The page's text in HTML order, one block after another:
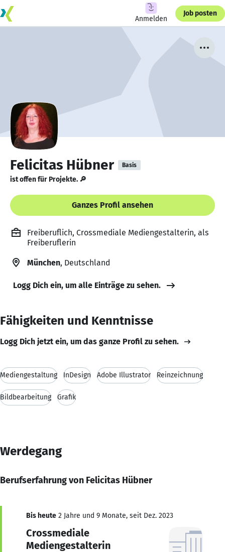
Anmelden
Job posten
Felicitas Hübner Basis
ist offen für Projekte. 🔎
Ganzes Profil ansehen
Freiberuflich, Crossmediale Mediengestalterin, als
Freiberuflerin
München, Deutschland
Logg Dich ein, um alle Einträge zu sehen.
Fähigkeiten und Kenntnisse
Logg Dich jetzt ein, um das ganze Profil zu sehen.
Mediengestaltung InDesign Adobe Illustrator Reinzeichnung
Bildbearbeitung Grafik
Werdegang
Berufserfahrung von Felicitas Hübner
Bis heute 2 Jahre und 9 Monate, seit Dez. 2023
Crossmediale
Mediengestalterin